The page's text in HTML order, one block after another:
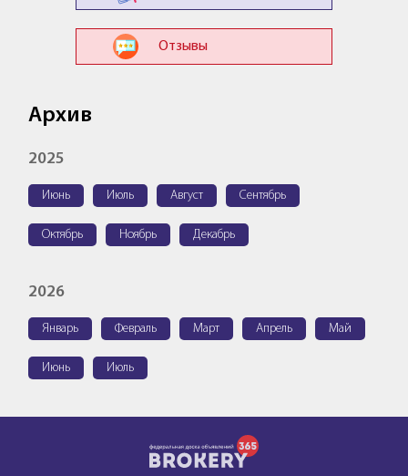
Отзывы
Архив
2025
Июнь Июль Август Сентябрь
Октябрь Ноябрь Декабрь
2026
Январь Февраль Март Апрель Май
Июнь Июль